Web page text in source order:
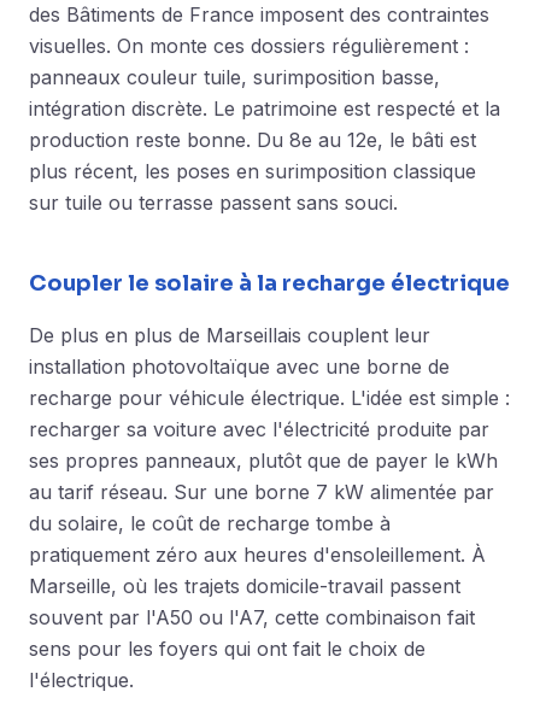
des Bâtiments de France imposent des contraintes
visuelles. On monte ces dossiers régulièrement :
panneaux couleur tuile, surimposition basse,
intégration discrète. Le patrimoine est respecté et la
production reste bonne. Du 8e au 12e, le bâti est
plus récent, les poses en surimposition classique
sur tuile ou terrasse passent sans souci.
Coupler le solaire à la recharge électrique
De plus en plus de Marseillais couplent leur
installation photovoltaïque avec une borne de
recharge pour véhicule électrique. L'idée est simple :
recharger sa voiture avec l'électricité produite par
ses propres panneaux, plutôt que de payer le kWh
au tarif réseau. Sur une borne 7 kW alimentée par
du solaire, le coût de recharge tombe à
pratiquement zéro aux heures d'ensoleillement. À
Marseille, où les trajets domicile-travail passent
souvent par l'A50 ou l'A7, cette combinaison fait
sens pour les foyers qui ont fait le choix de
l'électrique.